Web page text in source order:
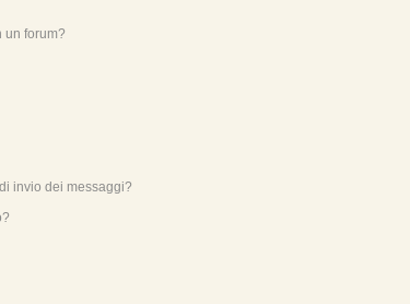
un forum?
invio dei messaggi?